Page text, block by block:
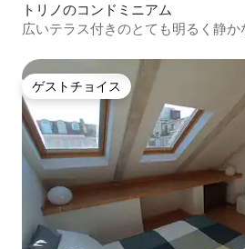
トリノのコンドミニアム
広いテラス付きのとても明るく静か
ゲストチョイス
ゲストチョイス